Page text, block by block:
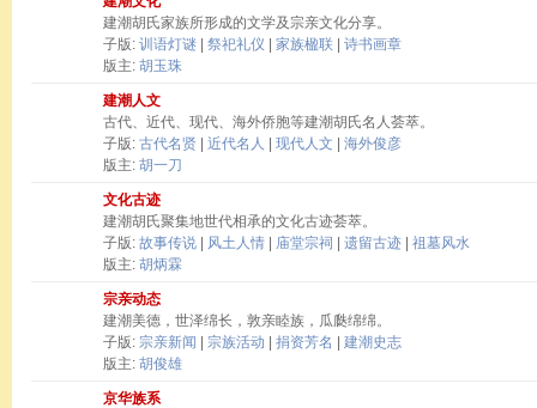
建潮胡氏家族所形成的文学及宗亲文化分享。
子版: 训语灯谜 祭祀礼仪 家族楹联
诗书画章
版主: 胡玉珠
建潮人文
古代、近代、现代、海外侨胞等建潮胡氏名人荟萃。
子版: 古代名贤 近代名人 现代人文
海外俊彦
版主: 胡一刀
文化古迹
建潮胡氏聚集地世代相承的文化古迹荟萃。
子版: 故事传说 风土人情 庙堂宗祠 遗留古迹
祖墓风水
版主: 胡炳霖
宗亲动态
建潮美德，世泽绵长，敦亲睦族，瓜瓞绵绵。
子版: 宗亲新闻 宗族活动 捐资芳名
建潮史志
版主: 胡俊雄
京华族系